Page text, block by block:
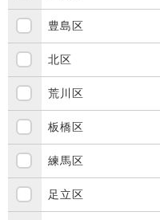
豊島区
北区
荒川区
板橋区
練馬区
足立区